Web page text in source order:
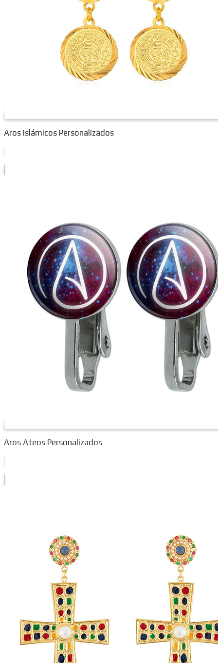
Aros Islámicos Personalizados
Aros Ateos Personalizados